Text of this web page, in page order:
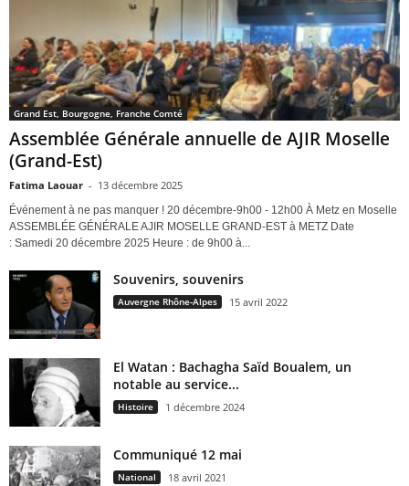
Grand Est, Bourgogne, Franche Comté
Assemblée Générale annuelle de AJIR Moselle
(Grand-Est)
Fatima Laouar - 13 décembre 2025
Événement à ne pas manquer ! 20 décembre-9h00 - 12h00 À Metz en Moselle
ASSEMBLÉE GÉNÉRALE AJIR MOSELLE GRAND-EST à METZ Date
: Samedi 20 décembre 2025 Heure : de 9h00 à...
Souvenirs, souvenirs
Auvergne Rhône-Alpes 15 avril 2022
El Watan : Bachagha Saïd Boualem, un
notable au service...
Histoire 1 décembre 2024
Communiqué 12 mai
National 18 avril 2021